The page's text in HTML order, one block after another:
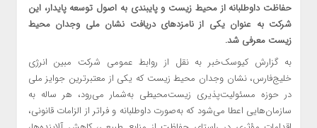
حفاظت داوطلبانه از محیط زیست و پایبندی به اصول توسعه پایدار، این
شرکت به عنوان یکی از نامزدهای دریافت نشان ملی وجدان محیط
زیست معرفی شد.
به گزارش کیوسک‌خبر به نقل از روابط عمومی شرکت مبین انرژی
خلیج‌فارس، نشان وجدان محیط زیست که یکی از معتبرترین جوایز ملی
در حوزه مسئولیت‌پذیری زیست‌محیطی به‌شمار می‌رود، هر ساله به
سازمان‌هایی اعطا می‌شود که به‌صورت داوطلبانه و فراتر از الزامات قانونی،